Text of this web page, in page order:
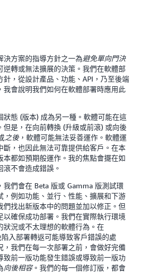
方案的指導方針之一為避免單向門決
逆轉或無法擴展的決策。我們在軟體部
針，從設計產品、功能、API，乃至後端
我會說明我們如何在軟體部署時應用此
狀態 (版本) 成為另一種。軟體可能在這
但是，在向前轉換 (升級或前滾) 或向後
之後，軟體可能無法妥善運作。軟體運
斷，也因此無法可靠提供給客戶。在本
本都如預期般運作。我的焦點會擺在如
不會造成錯誤。
我們會在 Beta 版或 Gamma 版測試環
，例如功能、並行、性能、擴展和下游
們找出新版本中的問題並加以修正。但
以確保成功部署。我們在實際執行環境
狀況或不太理想的軟體行為。在
入部署轉返可能導致客戶錯誤的處
，我們在每一次部署之前，會做好完備
致前一版功能發生錯誤或導致前一版功
向後相容。我們的每一個修訂版，都會